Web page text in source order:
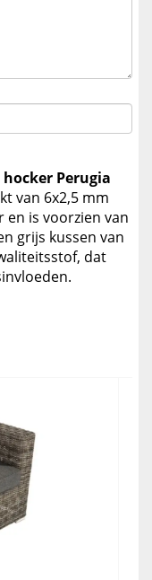
Perugia
van 6x2,5 mm
is voorzien van
grijs kussen van
dat